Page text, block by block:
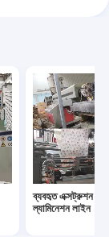
ব্যবহৃত এক্সট্রুশন লেপ
ল্যামিনেশন লাইন